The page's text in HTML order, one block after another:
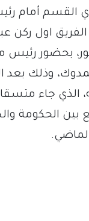
القسم أمام
الفريق اول ركن
بحضور رئيس
وذلك بعد
الذي جاء
بين الحكومة